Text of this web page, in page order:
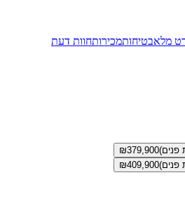
מלאבטיחותמכירותחוות דעת
₪379,900
₪409,900